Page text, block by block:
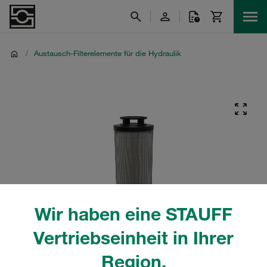
Wir haben eine STAUFF
Vertriebseinheit in Ihrer
Region.
/ Austausch-Filterelemente für die Hydraulik